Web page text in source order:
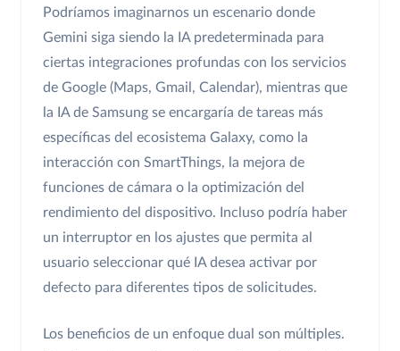
Podríamos imaginarnos un escenario donde
Gemini siga siendo la IA predeterminada para
ciertas integraciones profundas con los servicios
de Google (Maps, Gmail, Calendar), mientras que
la IA de Samsung se encargaría de tareas más
específicas del ecosistema Galaxy, como la
interacción con SmartThings, la mejora de
funciones de cámara o la optimización del
rendimiento del dispositivo. Incluso podría haber
un interruptor en los ajustes que permita al
usuario seleccionar qué IA desea activar por
defecto para diferentes tipos de solicitudes.
Los beneficios de un enfoque dual son múltiples.